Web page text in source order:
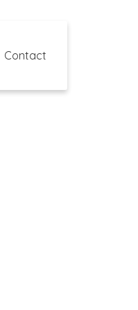
Contact